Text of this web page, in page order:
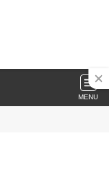
MENU